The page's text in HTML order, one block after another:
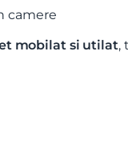
camere
mobilat si utilat,